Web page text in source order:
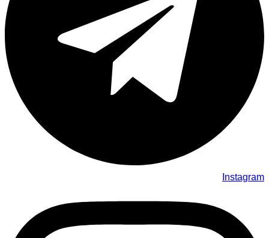
Instagram